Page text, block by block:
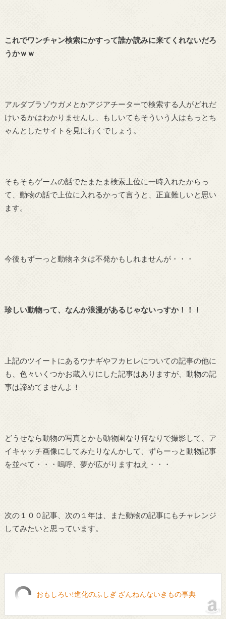
これでワンチャン検索にかすって誰か読みに来てくれないだろ
うかｗｗ
アルダブラゾウガメとかアジアチーターで検索する人がどれだ
けいるかはわかりませんし、もしいてもそういう人はもっとち
ゃんとしたサイトを見に行くでしょう。
そもそもゲームの話でたまたま検索上位に一時入れたからっ
て、動物の話で上位に入れるかって言うと、正直難しいと思い
ます。
今後もずーっと動物ネタは不発かもしれませんが・・・
珍しい動物って、なんか浪漫があるじゃないっすか！！！
上記のツイートにあるウナギやフカヒレについての記事の他に
も、色々いくつかお蔵入りにした記事はありますが、動物の記
事は諦めてませんよ！
どうせなら動物の写真とかも動物園なり何なりで撮影して、ア
イキャッチ画像にしてみたりなんかして、ずらーっと動物記事
を並べて・・・嗚呼、夢が広がりますねえ・・・
次の１００記事、次の１年は、また動物の記事にもチャレンジ
してみたいと思っています。
おもしろい!進化のふしぎ ざんねんないきもの事典